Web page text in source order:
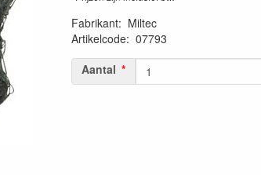
Fabrikant: Miltec
Artikelcode: 07793
Aantal